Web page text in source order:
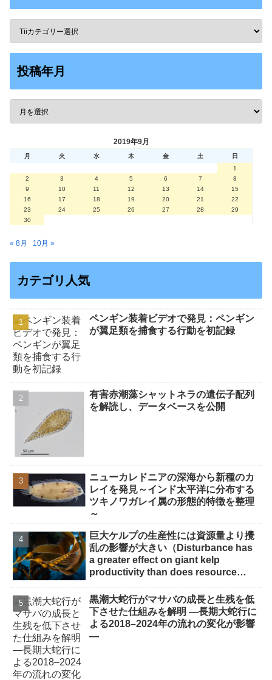
投稿年月
2019年9月
月 火 水 木 金 土
日
1
2
3 4 5 6 7
8
9
10 11 12 13 14
15
16
17 18 19 20 21
22
23
24 25 26 27 28
29
30
« 8月 10月 »
カテゴリ人気
ペンギン装着ビデオで発見：ペンギン
が翼足類を捕食する行動を初記録
有害赤潮藻シャットネラの遺伝子配列
を解読し、データベースを公開
ニューカレドニアの深海から新種のカ
レイを発見～インド太平洋に分布する
ツキノワガレイ属の形態的特徴を整理
～
巨大ケルプの生産性には資源量より攪
乱の影響が大きい（Disturbance has
a greater effect on giant kelp
productivity than does resource
黒潮大蛇行がマサバの成長と生残を低
下させた仕組みを解明 ―長期大蛇行に
よる2018–2024年の流れの変化が影響
―